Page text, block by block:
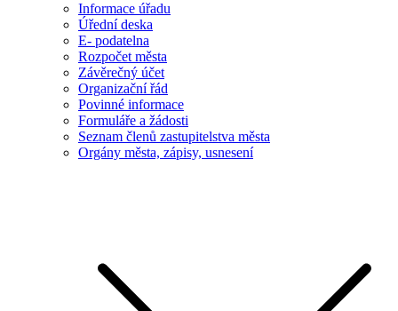
Informace úřadu
Úřední deska
E- podatelna
Rozpočet města
Závěrečný účet
Organizační řád
Povinné informace
Formuláře a žádosti
Seznam členů zastupitelstva města
Orgány města, zápisy, usnesení